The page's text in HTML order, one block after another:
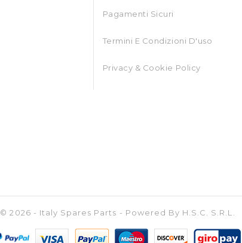
Pagamenti Sicuri
Termini E Condizioni D'uso
Privacy & Cookie Policy
© 2026 - Italy Spares Parts - Powered By H.S.C. S.r.l.